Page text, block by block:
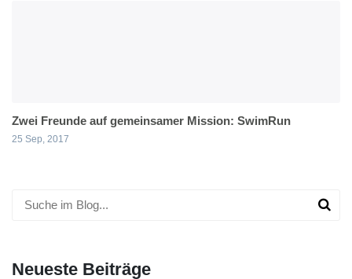
Zwei Freunde auf gemeinsamer Mission: SwimRun
25 Sep, 2017
Neueste Beiträge